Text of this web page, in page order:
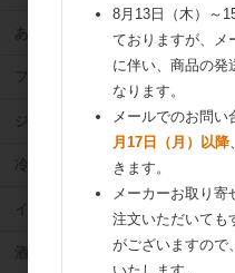
あんこ
フルーツ（果物）缶詰
ジャム
冷凍フルーツ
イースト・酵母
酒類
8月13日（木）～
ておりますが、メ
に伴い、商品の発
なります。
メールでのお問い
月17日（月）以降
きます。
メーカーお取り寄
注文いただいても
がございますので